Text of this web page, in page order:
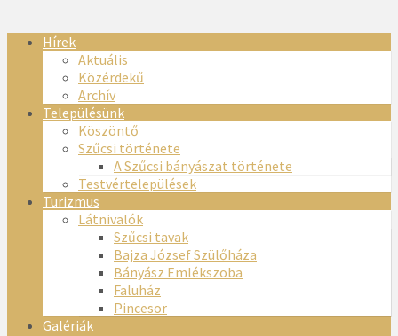
Hírek
Aktuális
Közérdekű
Archív
Településünk
Köszöntő
Szűcsi története
A Szűcsi bányászat története
Testvértelepülések
Turizmus
Látnivalók
Szűcsi tavak
Bajza József Szülőháza
Bányász Emlékszoba
Faluház
Pincesor
Galériák